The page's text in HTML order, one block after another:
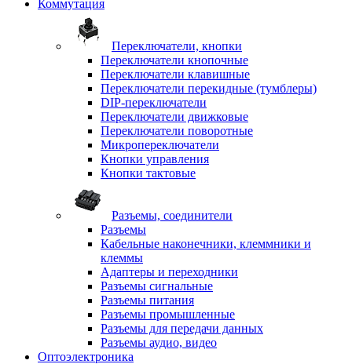
Коммутация
Переключатели, кнопки
Переключатели кнопочные
Переключатели клавишные
Переключатели перекидные (тумблеры)
DIP-переключатели
Переключатели движковые
Переключатели поворотные
Микропереключатели
Кнопки управления
Кнопки тактовые
Разъемы, соединители
Разъемы
Кабельные наконечники, клеммники и
клеммы
Адаптеры и переходники
Разъемы сигнальные
Разъемы питания
Разъемы промышленные
Разъемы для передачи данных
Разъемы аудио, видео
Оптоэлектроника